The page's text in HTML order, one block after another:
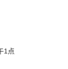
1点